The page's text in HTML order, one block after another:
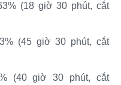
(18 giờ 30 phút, cắt
(45 giờ 30 phút, cắt
(40 giờ 30 phút, cắt